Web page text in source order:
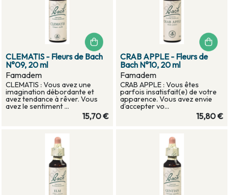
CLEMATIS - Fleurs de Bach
N°09, 20 ml
Famadem
CLEMATIS : Vous avez une
imagination débordante et
avez tendance à rêver. Vous
avez le sentiment ...
15,70 €
CRAB APPLE - Fleurs de
Bach N°10, 20 ml
Famadem
CRAB APPLE : Vous êtes
parfois insatisfait(e) de votre
apparence. Vous avez envie
d’accepter vo...
15,80 €